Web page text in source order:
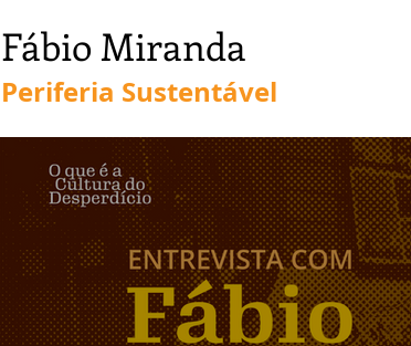
Periferia Sustentável
Fábio Miranda